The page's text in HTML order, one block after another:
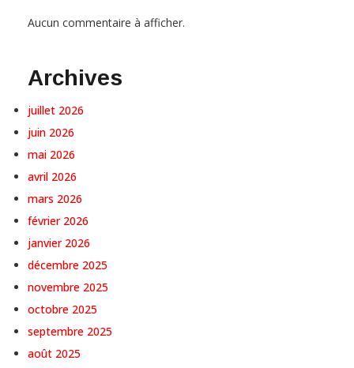
Aucun commentaire à afficher.
Archives
juillet 2026
juin 2026
mai 2026
avril 2026
mars 2026
février 2026
janvier 2026
décembre 2025
novembre 2025
octobre 2025
septembre 2025
août 2025